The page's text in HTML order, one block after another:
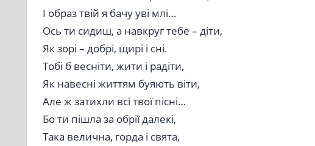
І образ твій я бачу уві млі…
Ось ти сидиш, а навкруг тебе – діти,
Як зорі – добрі, щирі і сні.
Тобі б весніти, жити і радіти,
Як навесні життям буяють віти,
Але ж затихли всі твої пісні…
Бо ти пішла за обрії далекі,
Така велична, горда і свята,